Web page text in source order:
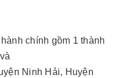
chính gồm 1 thành
Ninh Hải, Huyện